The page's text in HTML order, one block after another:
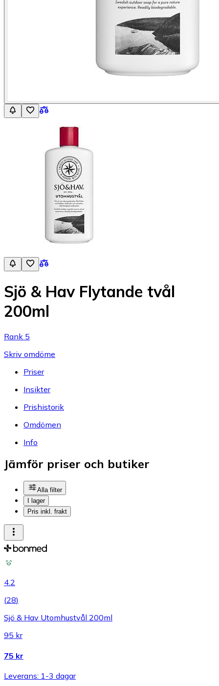
Sjö & Hav Flytande tvål
200ml
Rank 5
Skriv omdöme
Priser
Insikter
Prishistorik
Omdömen
Info
Jämför priser och butiker
Alla filter
I lager
Pris inkl. frakt
4.2
(28)
Sjö & Hav Utomhustvål 200ml
95 kr
75 kr
Leverans: 1-3 dagar